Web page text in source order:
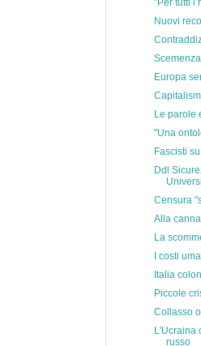
"Per tutti i
Nuovi
Europa
Le parole
"Una
Fascisti
Ddl
Censura
Alla
La
I costi
Italia
Piccole
Collasso
L'Ucraina
russo